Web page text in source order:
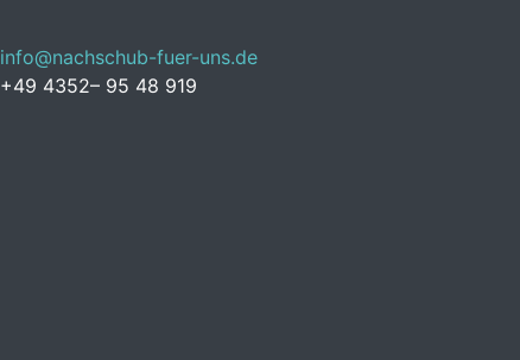
info@nachschub-fuer-uns.de
+49 4352– 95 48 919